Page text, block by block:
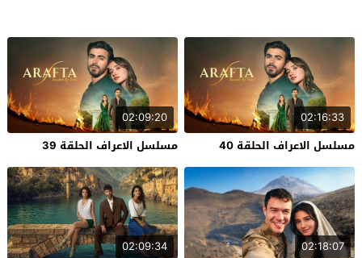
02:16:33
مسلسل الاعراف الحلقة 40
02:09:20
مسلسل الاعراف الحلقة 39
02:18:07
02:09:34